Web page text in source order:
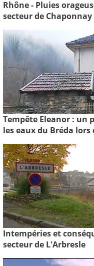
Rhône - Pluies
secteur de
Tempête Eleanor : un
les eaux du Bréda
Intempéries et
secteur de L'Arbresle